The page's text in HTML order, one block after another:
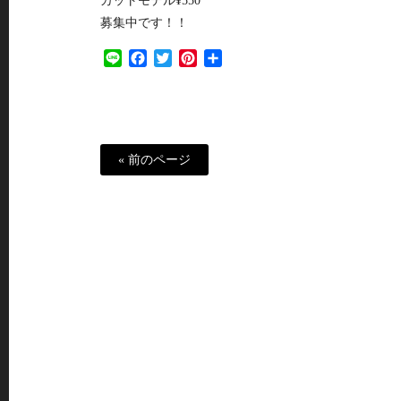
募集中です！！
Line FacebookTwitterPinterest
« 前のページ